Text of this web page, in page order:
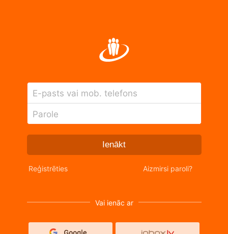
E-pasts vai mob. telefons
Parole
Ienākt
Reģistrēties Aizmirsi paroli?
Vai ienāc ar